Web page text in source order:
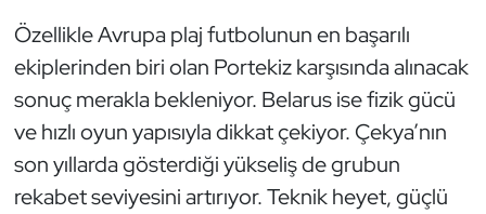
Özellikle Avrupa plaj futbolunun en başarılı
ekiplerinden biri olan Portekiz karşısında alınacak
sonuç merakla bekleniyor. Belarus ise fizik gücü
ve hızlı oyun yapısıyla dikkat çekiyor. Çekya’nın
son yıllarda gösterdiği yükseliş de grubun
rekabet seviyesini artırıyor. Teknik heyet, güçlü
Oryantiring
Paralimpik
Ragbi